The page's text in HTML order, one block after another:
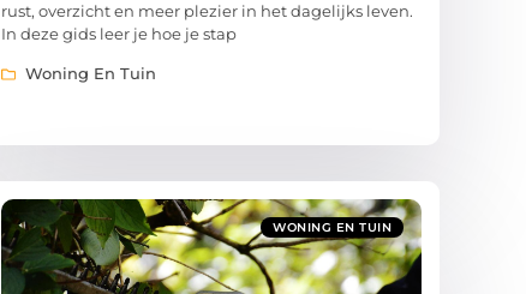
rust, overzicht en meer plezier in het dagelijks leven.
In deze gids leer je hoe je stap
Woning En Tuin
WONING EN TUIN